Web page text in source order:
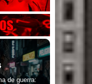
de guerra: